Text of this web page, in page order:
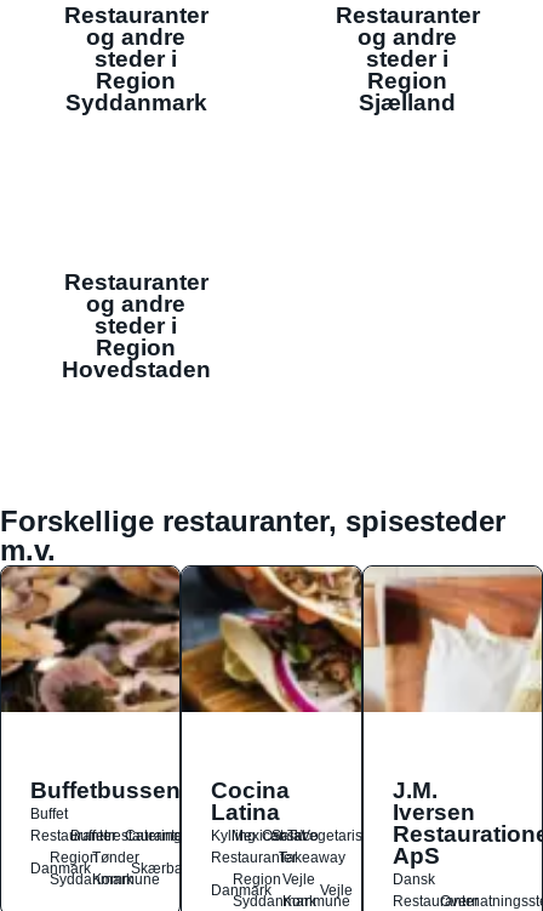
Restauranter
og andre
steder i
Region
Syddanmark
Restauranter
og andre
steder i
Region
Sjælland
Restauranter
og andre
steder i
Region
Hovedstaden
Forskellige restauranter, spisesteder
m.v.
Buffetbussen
Buffet
Restauranter
Buffetrestauranter
Catering
Danmark
Region
Syddanmark
Tønder
Kommune
Skærbæk
Cocina
Latina
Kylling
Mexicansk
OstSalat
TacoVegetarisk
RestauranterTakeaway
Danmark
Region
Syddanmark
Vejle
Kommune
Vejle
J.M.
Iversen
ApS
Dansk
Restauranter